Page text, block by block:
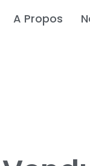
A Propos